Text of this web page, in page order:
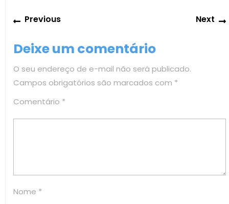
Navegação
de
Post
PreviousPrevious
Next
Deixe um comentário
O seu endereço de e-mail não será publicado.
Campos obrigatórios são marcados com *
Comentário *
Nome *